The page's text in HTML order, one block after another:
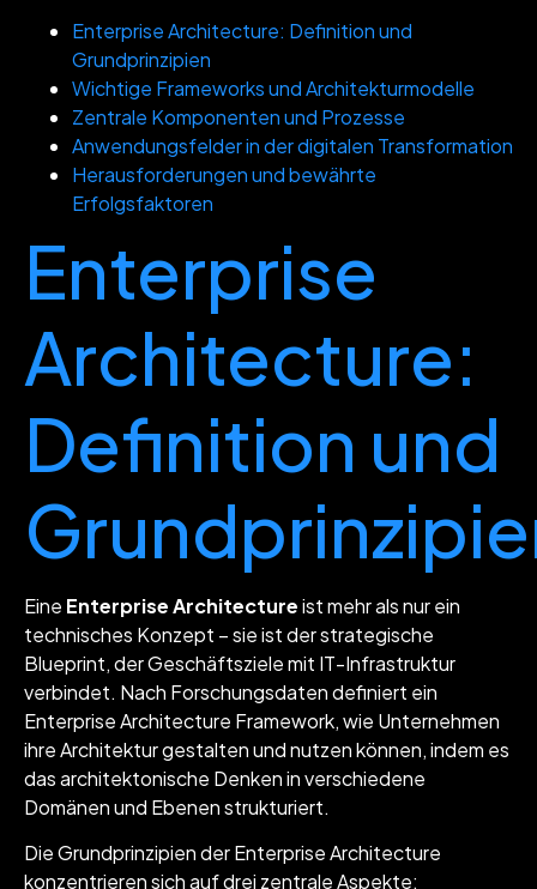
Enterprise Architecture: Definition und
Grundprinzipien
Wichtige Frameworks und Architekturmodelle
Zentrale Komponenten und Prozesse
Anwendungsfelder in der digitalen Transformation
Herausforderungen und bewährte
Erfolgsfaktoren
Enterprise
Architecture:
Definition und
Eine Enterprise Architectureist mehr als nur ein
technisches Konzept – sie ist der strategische
Blueprint, der Geschäftsziele mit IT-Infrastruktur
verbindet. Nach Forschungsdaten definiert ein
Enterprise Architecture Framework, wie Unternehmen
ihre Architektur gestalten und nutzen können, indem es
das architektonische Denken in verschiedene
Domänen und Ebenen strukturiert.
Die Grundprinzipien der Enterprise Architecture
konzentrieren sich auf drei zentrale Aspekte: